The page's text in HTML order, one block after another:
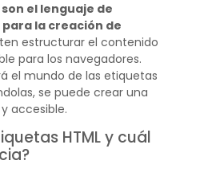
el lenguaje de
la creación de
estructurar el contenido
para los navegadores.
el mundo de las etiquetas
se puede crear una
accesible.
HTML y cuál